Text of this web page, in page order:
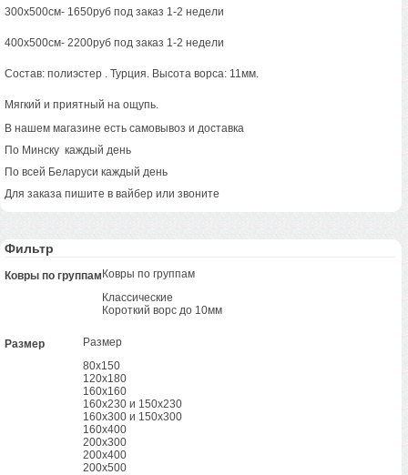
300х500см- 1650руб под заказ 1-2 недели
400х500см- 2200руб под заказ 1-2 недели
Состав: полиэстер . Турция. Высота ворса: 11мм.
Мягкий и приятный на ощупь.
В нашем магазине есть самовывоз и доставка
По Минску каждый день
По всей Беларуси каждый день
Для заказа пишите в вайбер или звоните
Фильтр
Ковры по группам Ковры по группам
Классические
Короткий ворс до 10мм
Размер
Размер
80х150
120х180
160х160
160х230 и 150х230
160х300 и 150х300
160х400
200х300
200х400
200х500